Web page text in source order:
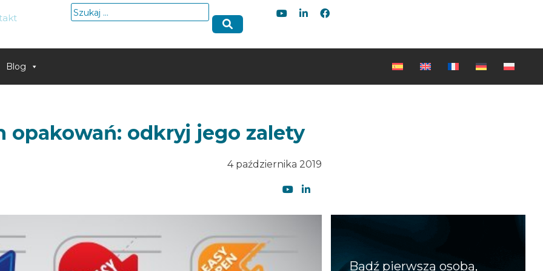
Szukaj:
Blog
opakowań: odkryj jego zalety
4 października 2019
Bądź pierwszą osobą,